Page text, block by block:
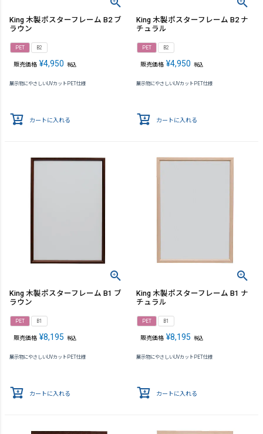
King 木製ポスターフレーム B2 ブ
ラウン
PET B2
販売価格 ¥4,950 税込
展示物にやさしいUVカットPET仕様
カートに入れる
King 木製ポスターフレーム B2 ナ
チュラル
PET B2
販売価格 ¥4,950 税込
展示物にやさしいUVカットPET仕様
カートに入れる
King 木製ポスターフレーム B1 ブ
ラウン
PET B1
販売価格 ¥8,195 税込
展示物にやさしいUVカットPET仕様
カートに入れる
King 木製ポスターフレーム B1 ナ
チュラル
PET B1
販売価格 ¥8,195 税込
展示物にやさしいUVカットPET仕様
カートに入れる